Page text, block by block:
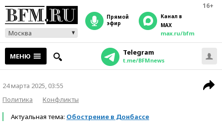
16+
Москва
прямой
эфир
Канал в
MAX
max.ru/bfm
МЕНЮ Telegram
t.me/BFMnews
24 марта 2025, 03:55
Политика
Конфликты
Актуальная тема: Обострение в Донбассе